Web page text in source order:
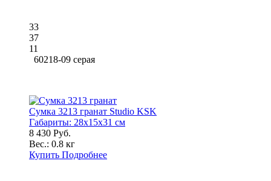
33
37
11
60218-09 серая
Сумка 3213 гранат Studio KSK
Габариты: 28x15x31 см
8 430 Руб.
Вес.: 0.8 кг
Купить Подробнее